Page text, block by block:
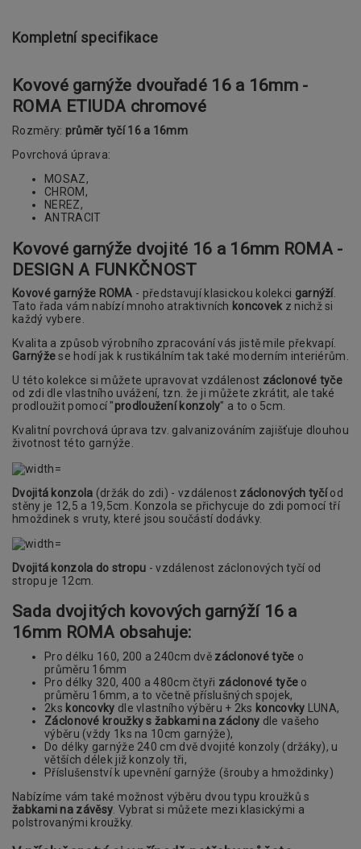
Kompletní specifikace
Kovové garnýže dvouřadé 16 a 16mm -
ROMA ETIUDA chromové
Rozměry: průměr tyčí 16 a 16mm
Povrchová úprava:
MOSAZ,
CHROM,
NEREZ,
ANTRACIT
Kovové garnýže dvojité 16 a 16mm ROMA -
DESIGN A FUNKČNOST
Kovové garnýže ROMA - představují klasickou kolekci garnýží.
Tato řada vám nabízí mnoho atraktivních koncovekz nichž si
každý vybere.
Kvalita a způsob výrobního zpracování vás jistě mile překvapí.
Garnýžese hodí jak k rustikálním tak také moderním interiérům.
U této kolekce si můžete upravovat vzdálenost záclonové tyče
od zdi dle vlastního uvážení, tzn. že ji můžete zkrátit, ale také
prodloužit pomocí "prodloužení konzoly" a to o 5cm.
Kvalitní povrchová úprava tzv. galvanizováním zajišťuje dlouhou
životnost této garnýže.
Dvojitá konzola (držák do zdi) - vzdálenost záclonových tyčíod
stěny je 12,5 a 19,5cm. Konzola se přichycuje do zdi pomocí tří
hmoždinek s vruty, které jsou součástí dodávky.
Dvojitá konzola do stropu - vzdálenost záclonových tyčí od
stropu je 12cm.
Sada dvojitých kovových garnýží 16 a
16mm ROMA obsahuje:
Pro délku 160, 200 a 240cm dvě záclonové tyče o
průměru 16mm
Pro délky 320, 400 a 480cm čtyři záclonové tyče o
průměru 16mm, a to včetně příslušných spojek,
2ks koncovky dle vlastního výběru + 2ks koncovky LUNA,
Záclonové kroužky s žabkami na záclony dle vašeho
výběru (vždy 1ks na 10cm garnýže),
Do délky garnýže 240 cm dvě dvojité konzoly (držáky), u
větších délek již konzoly tři,
Příslušenství k upevnění garnýže (šrouby a hmoždinky)
Nabízíme vám také možnost výběru dvou typu kroužků s
žabkami na závěsy . Vybrat si můžete mezi klasickými a
polstrovanými kroužky.